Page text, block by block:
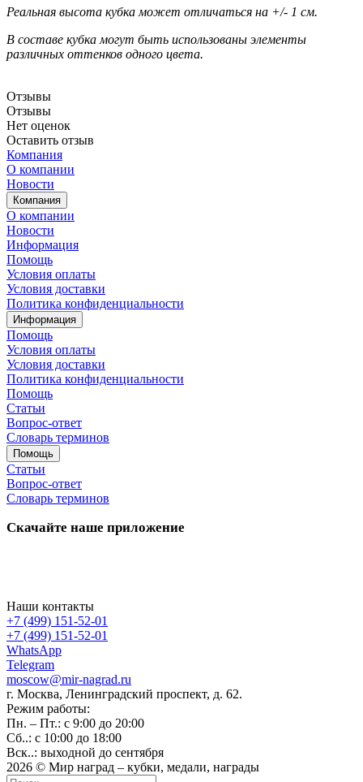
Реальная высота кубка может отличаться на +/- 1 см.
В составе кубка могут быть использованы элементы
различных оттенков одного цвета.
Отзывы
Отзывы
Нет оценок
Оставить отзыв
Компания
О компании
Новости
Компания
О компании
Новости
Информация
Помощь
Условия оплаты
Условия доставки
Политика конфиденциальности
Информация
Помощь
Условия оплаты
Условия доставки
Политика конфиденциальности
Помощь
Статьи
Вопрос-ответ
Словарь терминов
Помощь
Статьи
Вопрос-ответ
Словарь терминов
Скачайте наше приложение
Наши контакты
+7 (499) 151-52-01
+7 (499) 151-52-01
WhatsApp
Telegram
moscow@mir-nagrad.ru
г. Москва, Ленинградский проспект, д. 62.
Режим работы:
Пн. – Пт.: с 9:00 до 20:00
Сб..: с 10:00 до 18:00
Вск..: выходной до сентября
2026 © Мир наград – кубки, медали, награды